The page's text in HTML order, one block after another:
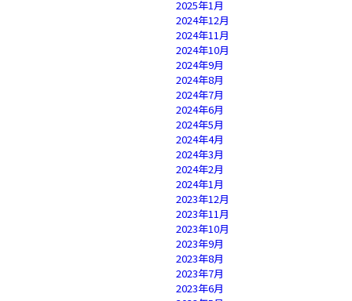
2025年1月
2024年12月
2024年11月
2024年10月
2024年9月
2024年8月
2024年7月
2024年6月
2024年5月
2024年4月
2024年3月
2024年2月
2024年1月
2023年12月
2023年11月
2023年10月
2023年9月
2023年8月
2023年7月
2023年6月